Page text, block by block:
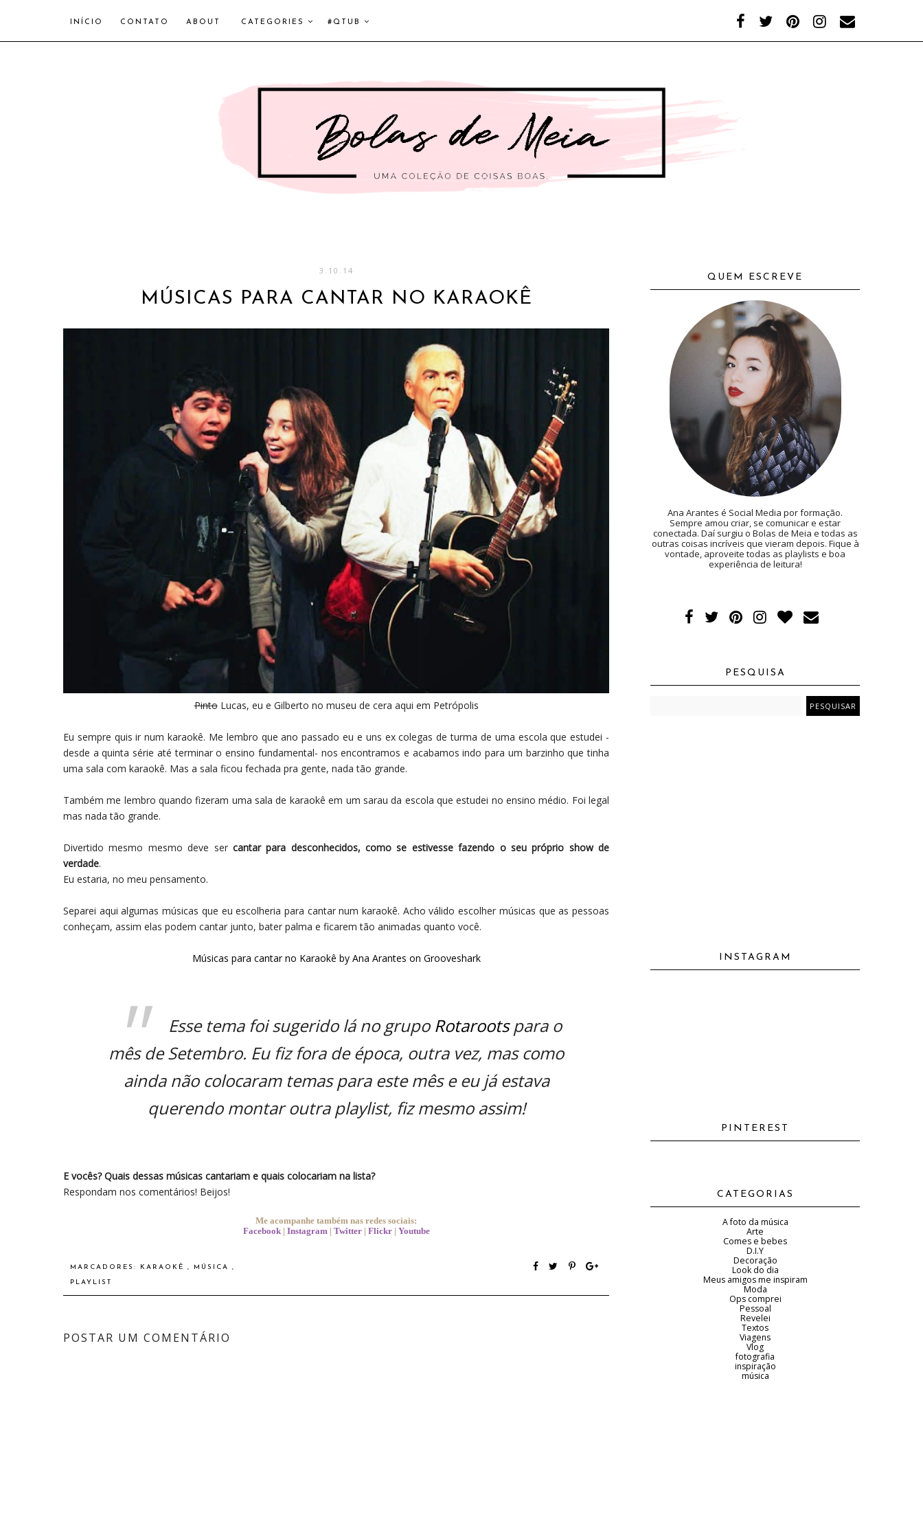
INÍCIO CONTATO ABOUT CATEGORIES #QTUB
3.10.14
MÚSICAS PARA CANTAR NO KARAOKÊ
PintoLucas, eu e Gilberto no museu de cera aqui em Petrópolis
Eu sempre quis ir num karaokê. Me lembro que ano passado eu e uns ex colegas de turma de uma escola que estudei -
desde a quinta série até terminar o ensino fundamental- nos encontramos e acabamos indo para um barzinho que tinha
uma sala com karaokê. Mas a sala ficou fechada pra gente, nada tão grande.
Também me lembro quando fizeram uma sala de karaokê em um sarau da escola que estudei no ensino médio. Foi legal
mas nada tão grande.
Divertido mesmo mesmo deve ser cantar para desconhecidos, como se estivesse fazendo o seu próprio show de
verdade.
Eu estaria, no meu pensamento.
Separei aqui algumas músicas que eu escolheria para cantar num karaokê. Acho válido escolher músicas que as pessoas
conheçam, assim elas podem cantar junto, bater palma e ficarem tão animadas quanto você.
Músicas para cantar no Karaokê by Ana Arantes on Grooveshark
Esse tema foi sugerido lá no grupo Rotarootspara o
mês de Setembro. Eu fiz fora de época, outra vez, mas como
ainda não colocaram temas para este mês e eu já estava
querendo montar outra playlist, fiz mesmo assim!
E vocês? Quais dessas músicas cantariam e quais colocariam na lista?
Respondam nos comentários! Beijos!
Me acompanhe também nas redes sociais:
Facebook| Instagram| Twitter| Flickr| Youtube
MARCADORES: KARAOKÊ , MÚSICA ,
PLAYLIST
POSTAR UM COMENTÁRIO
QUEM ESCREVE
Ana Arantes é Social Media por formação.
Sempre amou criar, se comunicar e estar
conectada. Daí surgiu o Bolas de Meia e todas as
outras coisas incríveis que vieram depois. Fique à
vontade, aproveite todas as playlists e boa
experiência de leitura!
PESQUISA
INSTAGRAM
PINTEREST
CATEGORIAS
A foto da música
Arte
Comes e bebes
D.I.Y
Decoração
Look do dia
Meus amigos me inspiram
Moda
Ops comprei
Pessoal
Revelei
Textos
Viagens
Vlog
fotografia
inspiração
música